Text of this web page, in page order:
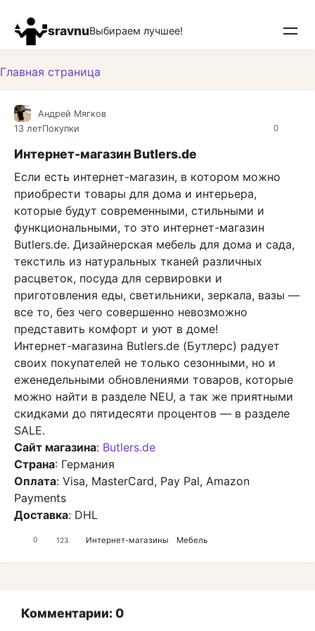
контенту
sravnuВыбираем лучшее!
Главная страница
0
Андрей Мягков
13 летПокупки
Интернет-магазин Butlers.de
Если есть интернет-магазин, в котором можно
приобрести товары для дома и интерьера,
которые будут современными, стильными и
функциональными, то это интернет-магазин
Butlers.de. Дизайнерская мебель для дома и сада,
текстиль из натуральных тканей различных
расцветок, посуда для сервировки и
приготовления еды, светильники, зеркала, вазы —
все то, без чего совершенно невозможно
представить комфорт и уют в доме!
Интернет-магазина Butlers.de (Бутлерс) радует
своих покупателей не только сезонными, но и
еженедельными обновлениями товаров, которые
можно найти в разделе NEU, а так же приятными
скидками до пятидесяти процентов — в разделе
SALE.
Сайт магазина: Butlers.de
Страна: Германия
Оплата: Visa, MasterCard, Pay Pal, Amazon
Payments
Доставка: DHL
0 123 Интернет-магазины Мебель
Комментарии: 0